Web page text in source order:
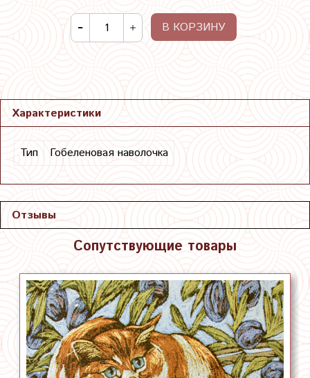
В КОРЗИНУ
Характеристики
Тип Гобеленовая наволочка
Отзывы
Сопутствующие товары